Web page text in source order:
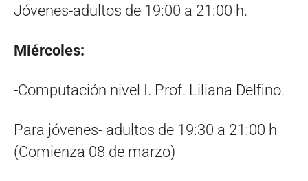
Jóvenes-adultos de 19:00 a 21:00 h.
Miércoles:
-Computación nivel I. Prof. Liliana Delfino.
Para jóvenes- adultos de 19:30 a 21:00 h
(Comienza 08 de marzo)